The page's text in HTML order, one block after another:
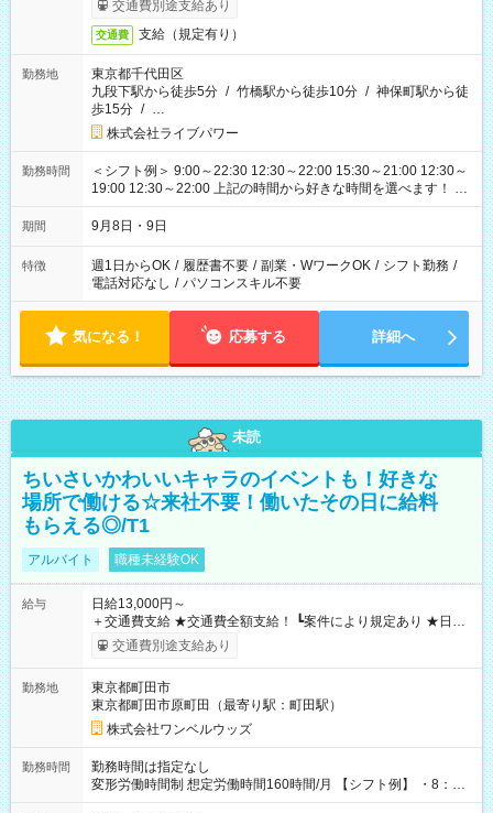
交通費別途支給あり
交通費 支給（規定有り）
勤務地
東京都千代田区
九段下駅から徒歩5分 / 竹橋駅から徒歩10分 / 神保町駅から徒
歩15分 / …
株式会社ライブパワー
勤務時間
＜シフト例＞ 9:00～22:30 12:30～22:00 15:30～21:00 12:30～
19:00 12:30～22:00 上記の時間から好きな時間を選べます！ ※
時間は変更となる可能性があります
期間 9月8日・9日
特徴 週1日からOK / 履歴書不要 / 副業・WワークOK / シフト勤務 /
電話対応なし / パソコンスキル不要
気になる！ 応募する 詳細へ
未読
ちいさいかわいいキャラのイベントも！好きな
場所で働ける☆来社不要！働いたその日に給料
もらえる◎/T1
アルバイト 職種未経験OK
給与
日給13,000円～
＋交通費支給 ★交通費全額支給！ ┗案件により規定あり ★日払
いOK！（規定あり） ┗働いたその日に現金GET♪ お仕事後はコ
ンビニATMから 日払い分を引き落とせます！ 【試用期間】試
交通費別途支給あり
勤務地
東京都町田市
東京都町田市原町田（最寄り駅：町田駅）
株式会社ワンベルウッズ
勤務時間
勤務時間は指定なし
変形労働時間制 想定労働時間160時間/月 【シフト例】 ・8：00
～21：00